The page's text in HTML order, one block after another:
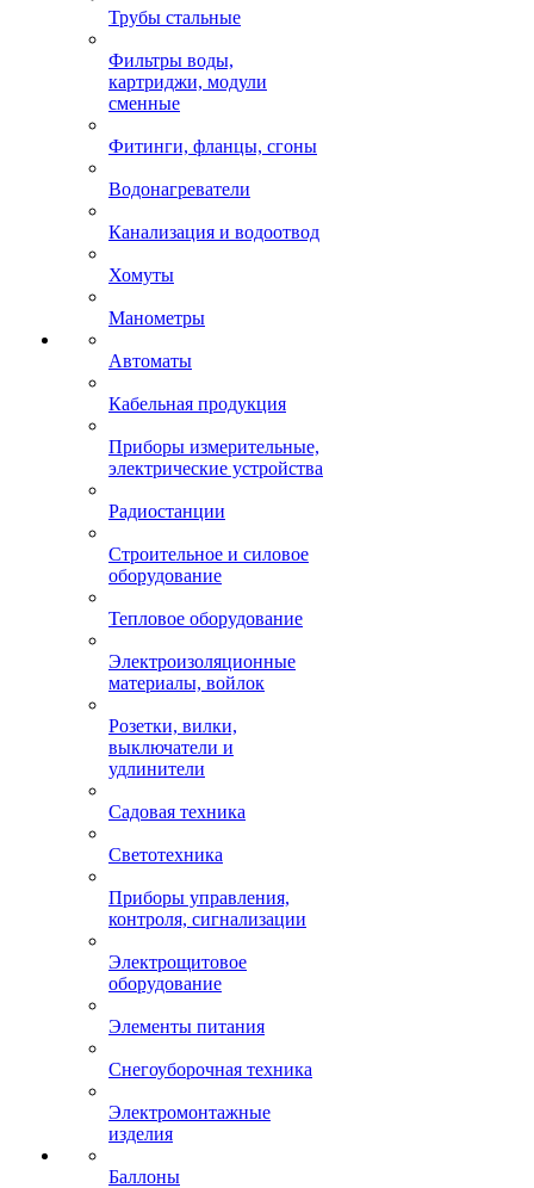
Трубы стальные
Фильтры воды,
картриджи, модули
сменные
Фитинги, фланцы, сгоны
Водонагреватели
Канализация и водоотвод
Хомуты
Манометры
Автоматы
Кабельная продукция
Приборы измерительные,
электрические устройства
Радиостанции
Строительное и силовое
оборудование
Тепловое оборудование
Электроизоляционные
материалы, войлок
Розетки, вилки,
выключатели и
удлинители
Садовая техника
Светотехника
Приборы управления,
контроля, сигнализации
Электрощитовое
оборудование
Элементы питания
Снегоуборочная техника
Электромонтажные
изделия
Баллоны